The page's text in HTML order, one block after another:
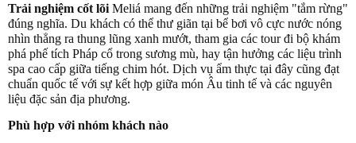
Trải nghiệm cốt lõi Meliá mang đến những trải nghiệm "tắm rừng"
đúng nghĩa. Du khách có thể thư giãn tại bể bơi vô cực nước nóng
nhìn thẳng ra thung lũng xanh mướt, tham gia các tour đi bộ khám
phá phế tích Pháp cổ trong sương mù, hay tận hưởng các liệu trình
spa cao cấp giữa tiếng chim hót. Dịch vụ ẩm thực tại đây cũng đạt
chuẩn quốc tế với sự kết hợp giữa món Âu tinh tế và các nguyên
liệu đặc sản địa phương.
Phù hợp với nhóm khách nào